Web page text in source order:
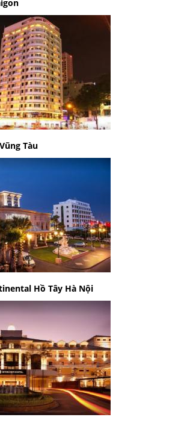
Tàu
Hồ Tây Hà Nội